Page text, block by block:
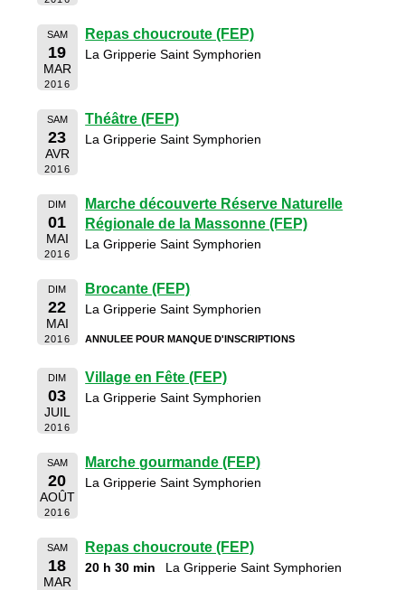
SAM
19
MAR
2016
Repas choucroute (FEP)
La Gripperie Saint Symphorien
SAM
23
AVR
2016
Théâtre (FEP)
La Gripperie Saint Symphorien
DIM
01
MAI
2016
Marche découverte Réserve Naturelle
Régionale de la Massonne (FEP)
La Gripperie Saint Symphorien
DIM
22
MAI
2016
Brocante (FEP)
La Gripperie Saint Symphorien
ANNULEE POUR MANQUE D'INSCRIPTIONS
DIM
03
JUIL
2016
Village en Fête (FEP)
La Gripperie Saint Symphorien
SAM
20
AOÛT
2016
Marche gourmande (FEP)
La Gripperie Saint Symphorien
SAM
18
MAR
Repas choucroute (FEP)
20 h 30 min La Gripperie Saint Symphorien